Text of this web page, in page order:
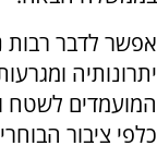
אפשר לדבר רבות
יתרונותיה
המועמדים לשטח
כלפי ציבור